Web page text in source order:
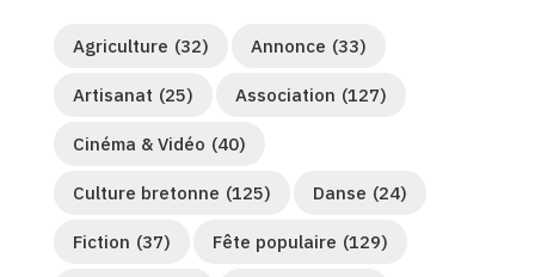
Agriculture (32) Annonce (33)
Artisanat (25) Association (127)
Cinéma & Vidéo (40)
Culture bretonne (125) Danse (24)
Fiction (37) Fête populaire (129)